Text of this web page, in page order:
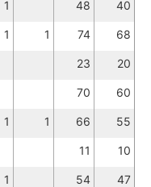
1 48 40
1 1 74 68
23 20
70 60
1 1 66 55
11 10
1 54 47